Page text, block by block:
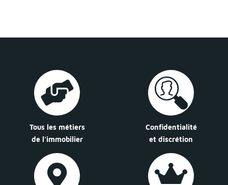
Tous les métiers
de l’immobilier
Confidentialité
et discrétion